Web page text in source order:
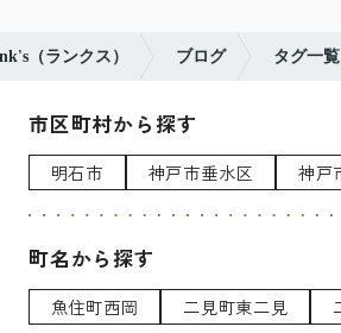
（ランクス） ブログ タグ一覧
市区町村から探す
明石市 神戸市垂水区 神戸
町名から探す
魚住町西岡 二見町東二見